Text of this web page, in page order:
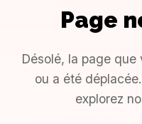
Page
Désolé, la page
ou a été
explorez